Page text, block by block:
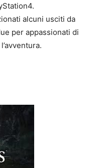
alcuni usciti da
per appassionati di